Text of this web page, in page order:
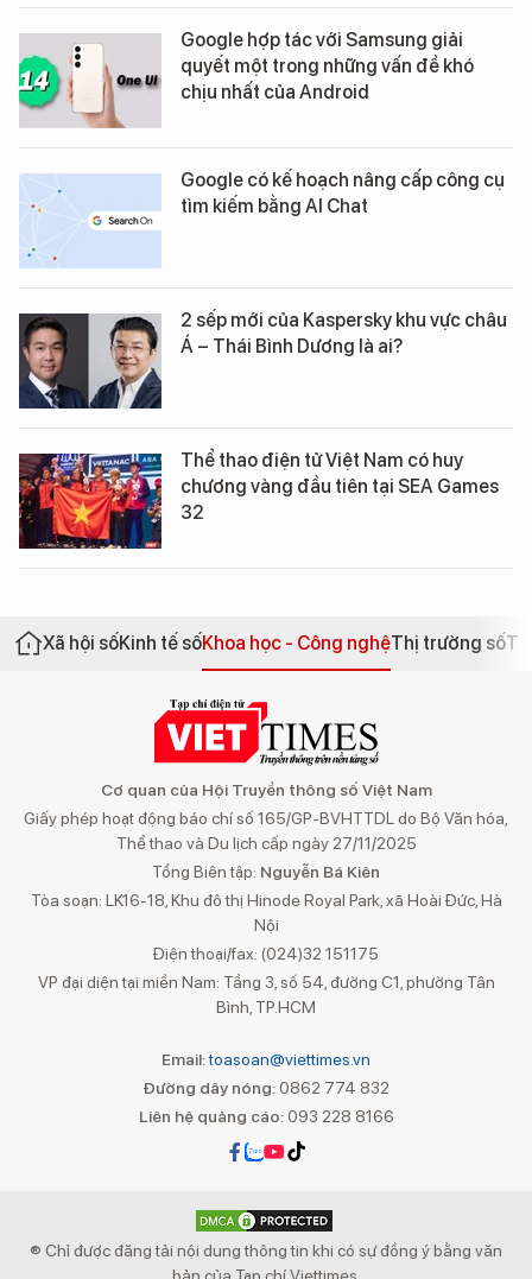
Google hợp tác với Samsung giải
quyết một trong những vấn đề khó
chịu nhất của Android
Google có kế hoạch nâng cấp công cụ
tìm kiếm bằng AI Chat
2 sếp mới của Kaspersky khu vực châu
Á – Thái Bình Dương là ai?
Thể thao điện tử Việt Nam có huy
chương vàng đầu tiên tại SEA Games
32
Xã hội sốKinh tế sốKhoa học - Công nghệThị trường số
Cơ quan của Hội Truyền thông số Việt Nam
Giấy phép hoạt động báo chí số 165/GP-BVHTTDL do Bộ Văn hóa,
Thể thao và Du lịch cấp ngày 27/11/2025
Tổng Biên tập: Nguyễn Bá Kiên
Tòa soạn: LK16-18, Khu đô thị Hinode Royal Park, xã Hoài Đức, Hà
Nội
Điện thoại/fax: (024)32 151175
VP đại diện tại miền Nam: Tầng 3, số 54, đường C1, phường Tân
Bình, TP.HCM
Email:toasoan@viettimes.vn
Đường dây nóng: 0862 774 832
Liên hệ quảng cáo:093 228 8166
® Chỉ được đăng tải nội dung thông tin khi có sự đồng ý bằng văn
bản của Tạp chí Viettimes.